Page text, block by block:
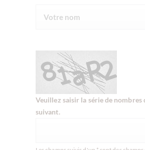
Veuillez saisir la série de nombres
suivant.